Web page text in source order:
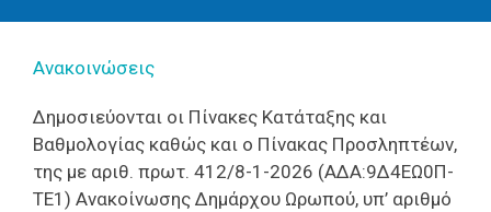
Ανακοινώσεις
Δημοσιεύονται οι Πίνακες Κατάταξης και
Βαθμολογίας καθώς και ο Πίνακας Προσληπτέων,
της με αριθ. πρωτ. 412/8-1-2026 (ΑΔΑ:9Δ4ΕΩ0Π-
ΤΕ1) Ανακοίνωσης Δημάρχου Ωρωπού, υπ’ αριθμό